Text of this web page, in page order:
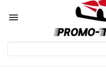
